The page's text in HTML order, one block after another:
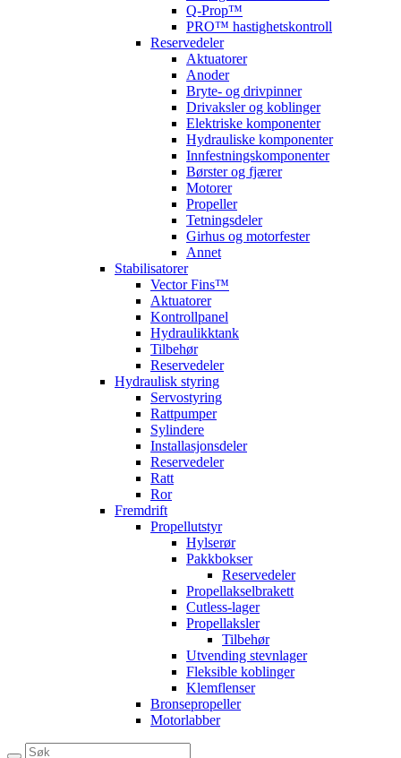
Q-Prop™
PRO™ hastighetskontroll
Reservedeler
Aktuatorer
Anoder
Bryte- og drivpinner
Drivaksler og koblinger
Elektriske komponenter
Hydrauliske komponenter
Innfestningskomponenter
Børster og fjærer
Motorer
Propeller
Tetningsdeler
Girhus og motorfester
Annet
Stabilisatorer
Vector Fins™
Aktuatorer
Kontrollpanel
Hydraulikktank
Tilbehør
Reservedeler
Hydraulisk styring
Servostyring
Rattpumper
Sylindere
Installasjonsdeler
Reservedeler
Ratt
Ror
Fremdrift
Propellutstyr
Hylserør
Pakkbokser
Reservedeler
Propellakselbrakett
Cutless-lager
Propellaksler
Tilbehør
Utvending stevnlager
Fleksible koblinger
Klemflenser
Bronsepropeller
Motorlabber